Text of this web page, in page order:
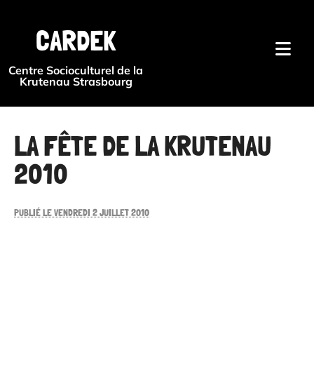
CARDEK
Centre Socioculturel de la
Krutenau Strasbourg
LA FÊTE DE LA KRUTENAU
2010
PUBLIÉ LE VENDREDI 2 JUILLET 2010